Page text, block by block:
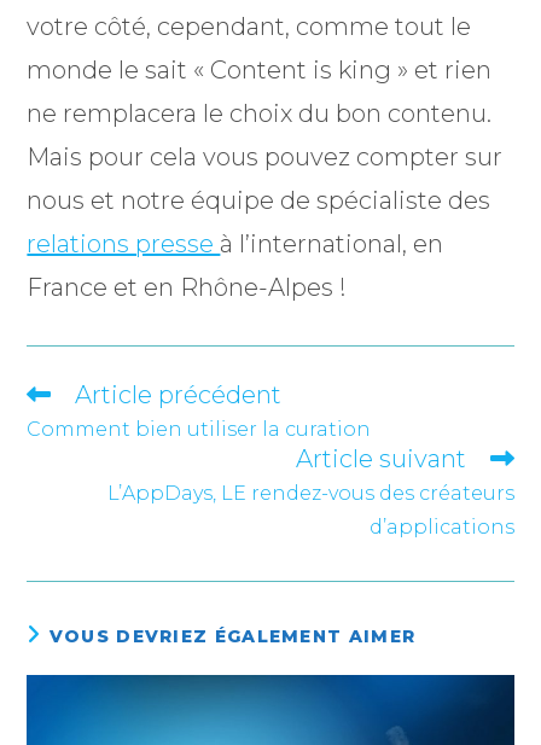
votre côté, cependant, comme tout le
monde le sait « Content is king » et rien
ne remplacera le choix du bon contenu.
Mais pour cela vous pouvez compter sur
nous et notre équipe de spécialiste des
relations presse à l’international, en
France et en Rhône-Alpes !
READ
MORE
Article précédent
Comment bien utiliser la curation
Article suivant
L’AppDays, LE rendez-vous des créateurs
d’applications
VOUS DEVRIEZ ÉGALEMENT AIMER